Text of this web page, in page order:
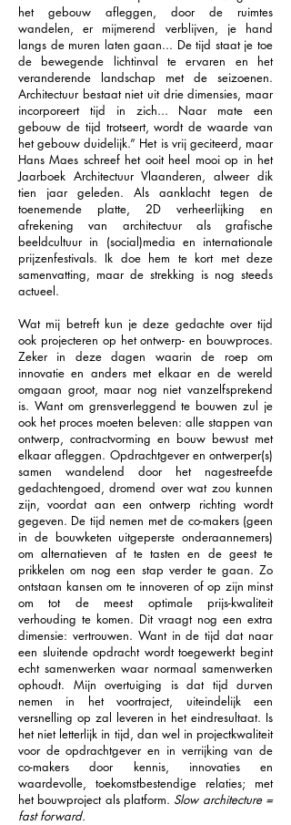
het gebouw afleggen, door de ruimtes
wandelen, er mijmerend verblijven, je hand
langs de muren laten gaan... De tijd staat je toe
de bewegende lichtinval te ervaren en het
veranderende landschap met de seizoenen.
Architectuur bestaat niet uit drie dimensies, maar
incorporeert tijd in zich... Naar mate een
gebouw de tijd trotseert, wordt de waarde van
het gebouw duidelijk.” Het is vrij geciteerd, maar
Hans Maes schreef het ooit heel mooi op in het
Jaarboek Architectuur Vlaanderen, alweer dik
tien jaar geleden. Als aanklacht tegen de
toenemende platte, 2D verheerlijking en
afrekening van architectuur als grafische
beeldcultuur in (social)media en internationale
prijzenfestivals. Ik doe hem te kort met deze
samenvatting, maar de strekking is nog steeds
actueel.
Wat mij betreft kun je deze gedachte over tijd
ook projecteren op het ontwerp- en bouwproces.
Zeker in deze dagen waarin de roep om
innovatie en anders met elkaar en de wereld
omgaan groot, maar nog niet vanzelfsprekend
is. Want om grensverleggend te bouwen zul je
ook het proces moeten beleven: alle stappen van
ontwerp, contractvorming en bouw bewust met
elkaar afleggen. Opdrachtgever en ontwerper(s)
samen wandelend door het nagestreefde
gedachtengoed, dromend over wat zou kunnen
zijn, voordat aan een ontwerp richting wordt
gegeven. De tijd nemen met de co-makers (geen
in de bouwketen uitgeperste onderaannemers)
om alternatieven af te tasten en de geest te
prikkelen om nog een stap verder te gaan. Zo
ontstaan kansen om te innoveren of op zijn minst
om tot de meest optimale prijs-kwaliteit
verhouding te komen. Dit vraagt nog een extra
dimensie: vertrouwen. Want in de tijd dat naar
een sluitende opdracht wordt toegewerkt begint
echt samenwerken waar normaal samenwerken
ophoudt. Mijn overtuiging is dat tijd durven
nemen in het voortraject, uiteindelijk een
versnelling op zal leveren in het eindresultaat. Is
het niet letterlijk in tijd, dan wel in projectkwaliteit
voor de opdrachtgever en in verrijking van de
co-makers door kennis, innovaties en
waardevolle, toekomstbestendige relaties; met
het bouwproject als platform. Slow architecture =
fast forward.